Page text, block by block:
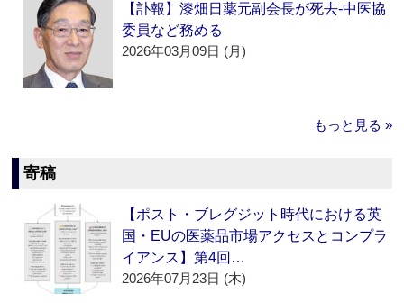
【訃報】漆畑日薬元副会長が死去‐中医協
委員など務める
2026年03月09日 (月)
もっと見る »
寄稿
【ポスト・ブレグジット時代における英
国・EUの医薬品市場アクセスとコンプラ
イアンス】第4回…
2026年07月23日 (木)